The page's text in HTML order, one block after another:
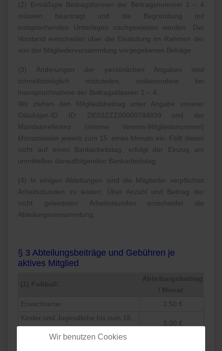
(2) Ermäßigte Beitragsformen der Beitragsnummer 1 – 4
müssen beantragt und die Begründung mit
entsprechenden Unterlagen nachgewiesen werden. Der
Vorstand entscheidet über die Einstufung im Rahmen der
von der Mitgliederversammlung vorgegebenen Beträge.
(3) Änderungen der persönlichen Angaben sind
schnellstmöglich mitzuteilen, insbesondere bei
Inanspruchnahme der Beitragsklassen 1 – 4.
Wir ziehen den Mitgliedsbeitrag unter Angabe unserer
Gläubiger-ID ID: DE03ZZZ00000784839 und der
Mandatsreferenz (interne Vereins-Mitgliedsnummer)
Monatsweise jeweils zum 15. eines Monats ein. Fällt dieser
nicht auf einen Bankarbeitstag, erfolgt der Einzug am
unmittelbar darauffolgenden Bankarbeitstag.
(4) In einigen Abteilungen sind die Mitglieder verpflichtet
Arbeitsstunden zu leisten. Über Anzahl und Beitrag der
nicht geleisteten Arbeitsstunden entscheidet die
Abteilungsversammlung.
§ 3 Abteilungsbeiträge und Gebühren je
aktives Mitglied
Erwachsener
3,50 €
Kinder und Jugendliche bis zum 18.
3,00 €
(2)
Wir benutzen Cookies